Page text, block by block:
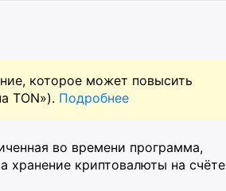
которое может повысить
TON»). Подробнее
во времени программа,
хранение криптовалюты на счёте